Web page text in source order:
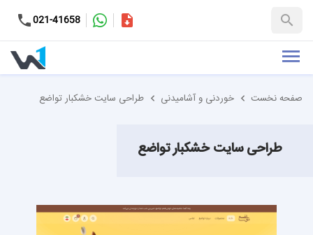
021-41658
+98-9937653151
کاتالوگ
صفحه نخست خوردنی و آشامیدنی طراحی سایت خشکبار تواضع
طراحی سایت خشکبار تواضع